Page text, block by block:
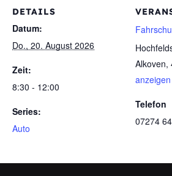
DETAILS
Datum:
Do., 20. August 2026
Zeit:
8:30 - 12:00
Series:
Auto
Alkoven,
anzeigen
Telefon
07274